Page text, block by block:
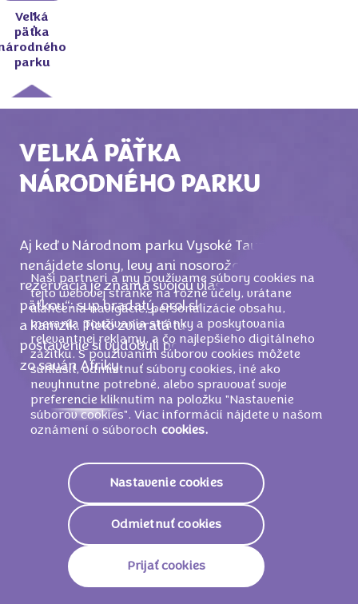
Veľká
päťka
parku
VEĽKÁ PÄŤKA
NÁRODNÉHO PARKU
Aj keď v Národnom parku Vysoké Taury
nenájdete slony, levy ani nosorožce, táto prírodná
rezervácia je známa svojou vlastnou „veľkou
päťkou“: sup bradatý, orol skalný, svišť, kozorožec
a kamzík. Tieto zvieratá tu „vládnu“ a svoje
postavenie si vydobyli podobne ako ich priatelia
zo saván Afriky.
Naši partneri a my používame súbory cookies na
tejto webovej stránke na rôzne účely, vrátane
uľahčenia navigácie, personalizácie obsahu,
merania používania stránky a poskytovania
relevantnej reklamy, a čo najlepšieho digitálneho
zážitku. S používaním súborov cookies môžete
súhlasiť, odmietnuť súbory cookies, iné ako
nevyhnutne potrebné, alebo spravovať svoje
preferencie kliknutím na položku "Nastavenie
súborov cookies". Viac informácií nájdete v našom
oznámení o súboroch cookies.
Nastavenie cookies
Odmietnuť cookies
Prijať cookies